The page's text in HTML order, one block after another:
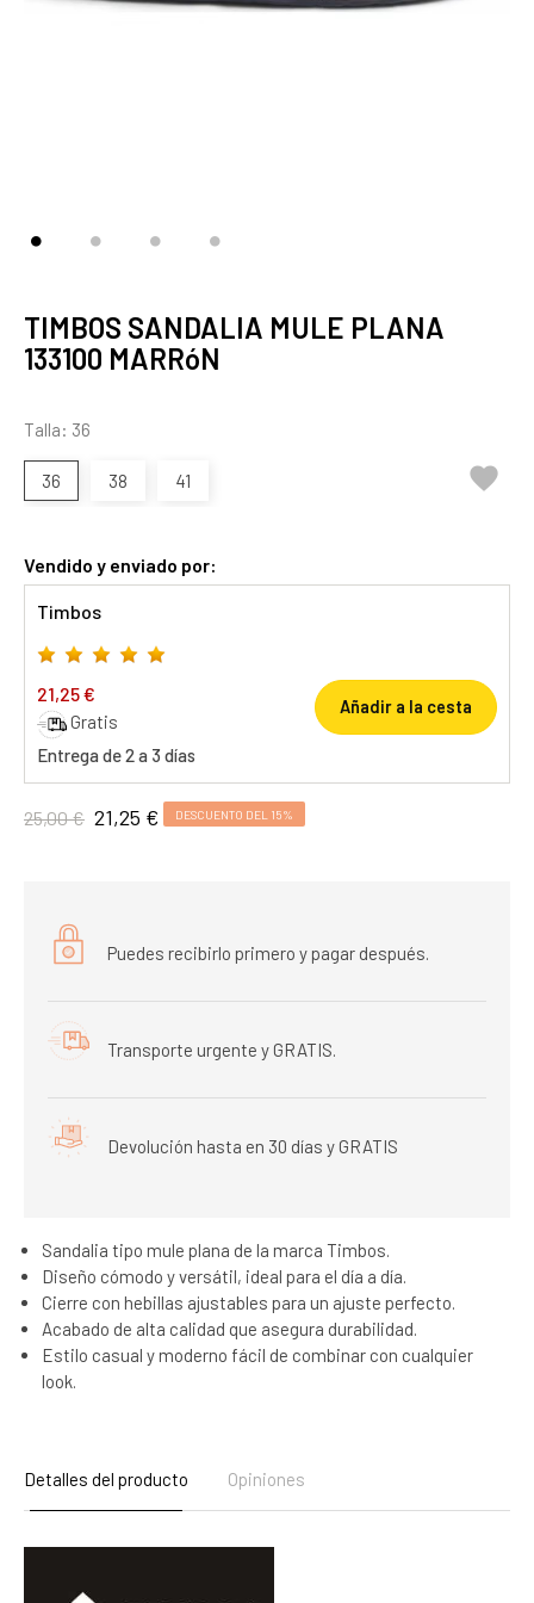
TIMBOS SANDALIA MULE PLANA
133100 MARRóN
Talla: 36
36 38 41 
Vendido y enviado por:
Timbos
21,25 €
Gratis
Entrega de 2 a 3 días
Añadir a la cesta
25,00 € 21,25 € DESCUENTO DEL 15%
Puedes recibirlo primero y pagar después.
Transporte urgente y GRATIS.
Devolución hasta en 30 días y GRATIS
Sandalia tipo mule plana de la marca Timbos.
Diseño cómodo y versátil, ideal para el día a día.
Cierre con hebillas ajustables para un ajuste perfecto.
Acabado de alta calidad que asegura durabilidad.
Estilo casual y moderno fácil de combinar con cualquier
look.
Detalles del producto Opiniones